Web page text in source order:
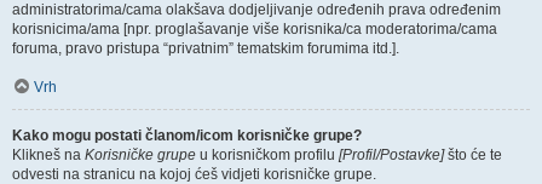
administratorima/cama olakšava dodjeljivanje određenih prava određenim
korisnicima/ama [npr. proglašavanje više korisnika/ca moderatorima/cama
foruma, pravo pristupa “privatnim” tematskim forumima itd.].
Vrh
Kako mogu postati članom/icom korisničke grupe?
Klikneš na Korisničke grupe u korisničkom profilu [Profil/Postavke]što će te
odvesti na stranicu na kojoj ćeš vidjeti korisničke grupe.